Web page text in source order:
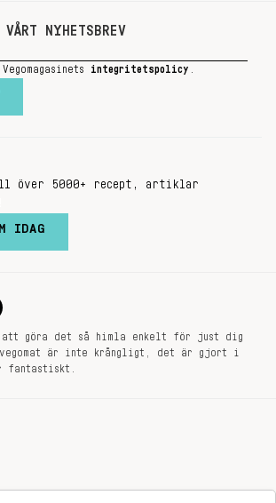
NYHETSBREV
integritetspolicy
över 5000+ recept, artiklar
IDAG
att göra det så himla enkelt för just dig
är inte krångligt, det är gjort i
fantastiskt.